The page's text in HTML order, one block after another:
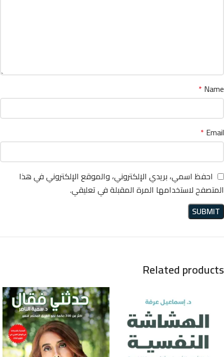
Name
*
Email
*
احفظ اسمي، بريدي الإلكتروني، والموقع الإلكتروني في هذا
المتصفح لاستخدامها المرة المقبلة في تعليقي.
Related products